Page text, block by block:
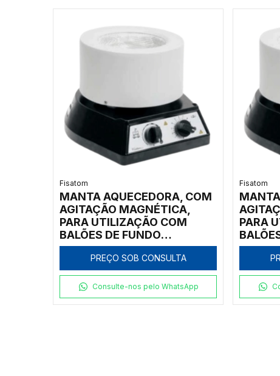
Fisatom
MANTA AQUECEDORA, COM
AGITAÇÃO MAGNÉTICA,
PARA UTILIZAÇÃO COM
BALÕES DE FUNDO
REDONDO DE 500ML, COM
REGULADOR ELETRÔNICO
ANALÓGICO INCORPORADO
ROTAÇÃO E TEMPERATURA
ATÉ 300ºC, CLASSE 300,
PREÇO SOB CONSULTA
Consulte-nos pelo WhatsApp
Fisatom
PARA
ATÉ